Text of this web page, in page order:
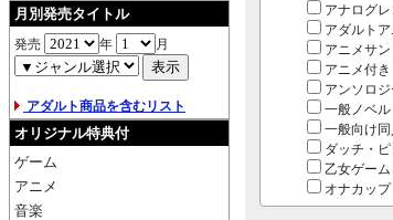
月別発売タイトル
発売 年 月
アダルト商品を含むリスト
オリジナル特典付
ゲーム
アニメ
音楽
アナログ
アダルト
アニメサン
アニメ付き
アンソロ
一般ノベル
一般向け同
ダッチ・ピ
乙女ゲーム
オナカップ